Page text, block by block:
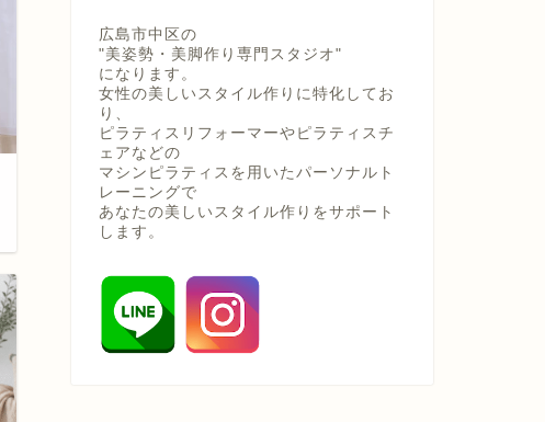
広島市中区の
"美姿勢・美脚作り専門スタジオ"
になります。
女性の美しいスタイル作りに特化してお
り、
ピラティスリフォーマーやピラティスチ
ェアなどの
マシンピラティスを用いたパーソナルト
レーニングで
あなたの美しいスタイル作りをサポート
します。